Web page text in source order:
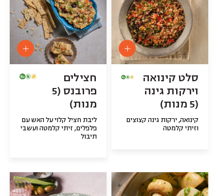
סלט קינואה
וירקות גינה
(5 מנות)
קינואה, ירקות גינה קצוצים
וזיתי קלמטה
חצילים
פרובנס (5
מנות)
ליבת חציל קלוי על האש עם
פלפלים, זיתי קלמטה ועשבי
תיבול